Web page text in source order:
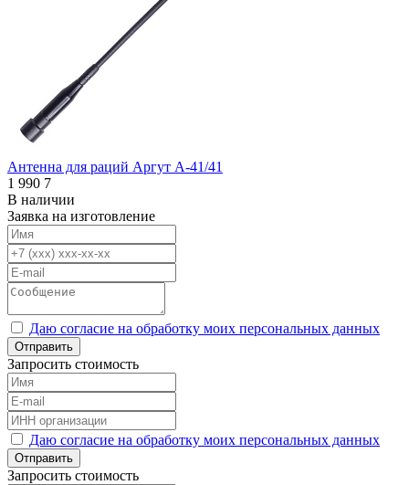
Антенна для раций Аргут А-41/41
1 990 7
В наличии
Заявка на изготовление
Даю согласие на обработку моих персональных данных
Отправить
Запросить стоимость
Даю согласие на обработку моих персональных данных
Отправить
Запросить стоимость